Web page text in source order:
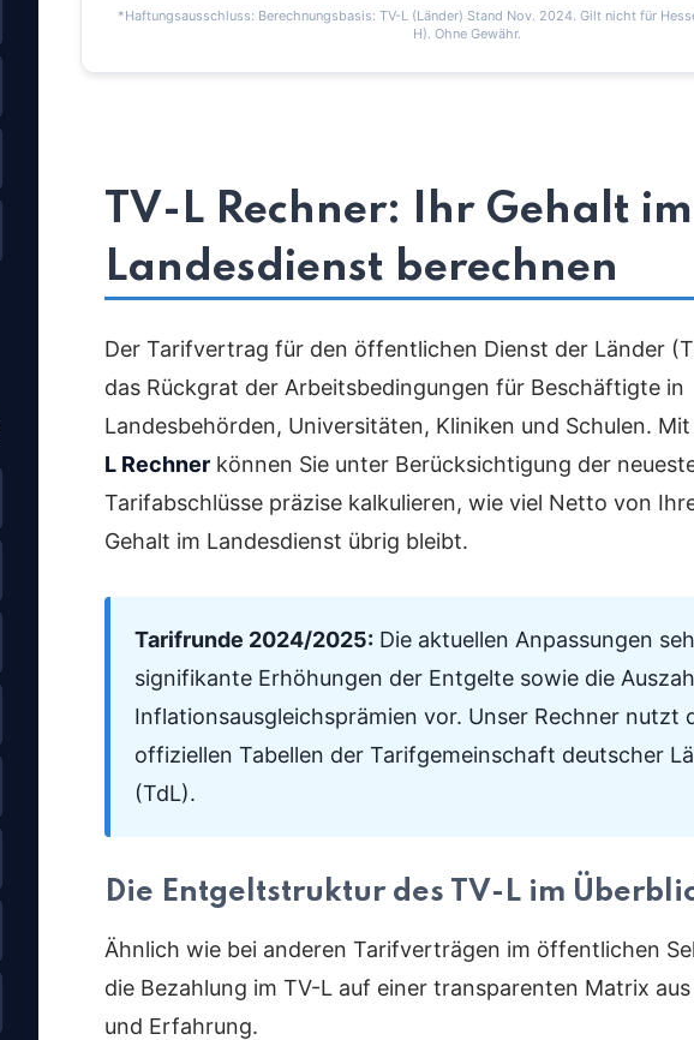
*Haftungsausschluss: Berechnungsbasis: TV-L (Länder) Stand Nov. 2024. Gilt nicht für
H). Ohne Gewähr.
TV-L Rechner: Ihr Gehalt im
Landesdienst berechnen
Der Tarifvertrag für den öffentlichen Dienst der Länder
das Rückgrat der Arbeitsbedingungen für Beschäftigte in
Landesbehörden, Universitäten, Kliniken und Schulen.
L Rechner können Sie unter Berücksichtigung der
Tarifabschlüsse präzise kalkulieren, wie viel Netto von
Gehalt im Landesdienst übrig bleibt.
Tarifrunde 2024/2025: Die aktuellen Anpassungen
signifikante Erhöhungen der Entgelte sowie die
Inflationsausgleichsprämien vor. Unser Rechner nutzt
offiziellen Tabellen der Tarifgemeinschaft deutscher
(TdL).
Die Entgeltstruktur des TV-L im
Ähnlich wie bei anderen Tarifverträgen im öffentlichen
die Bezahlung im TV-L auf einer transparenten Matrix
und Erfahrung.